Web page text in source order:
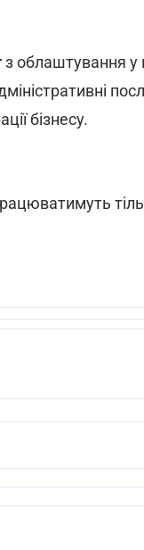
з облаштування у
бізнесу.